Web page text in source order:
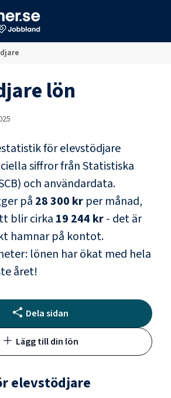
lön
förelevstödjare
siffror från Statistiska
och användardata.
på 28 300 kr per månad,
blir cirka 19 244 kr- det är
hamnar på kontot.
lönen har ökat med hela
året!
Dela sidan
Lägg till din lön
elevstödjare